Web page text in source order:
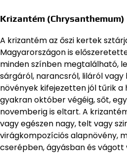
Krizantém (Chrysanthemum)
A krizantém az őszi kertek
Magyarországon is
minden színben megtalálható,
sárgáról, narancsról, liláról vagy
növények kifejezetten jól tűrik a
gyakran október végéig, sőt,
novemberig is eltart. A
vagy egészen nagy, telt vagy
virágkompozíciós alapnövény,
cserépben, ágyásban és vágott